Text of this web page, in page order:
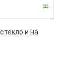
и на